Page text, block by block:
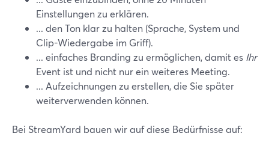
Einstellungen zu erklären.
... den Ton klar zu halten (Sprache, System und
Clip-Wiedergabe im Griff).
... einfaches Branding zu ermöglichen, damit es Ihr
Event ist und nicht nur ein weiteres Meeting.
... Aufzeichnungen zu erstellen, die Sie später
weiterverwenden können.
Bei StreamYard bauen wir auf diese Bedürfnisse auf: